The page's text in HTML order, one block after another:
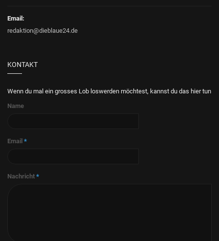
Email:
redaktion@dieblaue24.de
KONTAKT
Wenn du mal ein grosses Lob loswerden möchtest, kannst du das hier tun
Name
Email *
Nachricht *